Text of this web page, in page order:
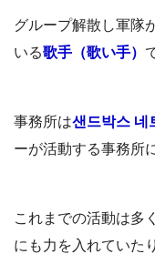
グループ解散し軍隊
いる歌手（歌い手）
事務所は샌드박스 네
ーが活動する事務所
これまでの活動は多
にも力を入れていた